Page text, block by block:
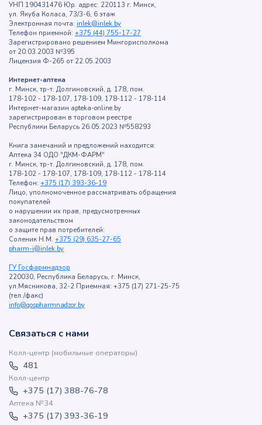
УНП 190431476 Юр. адрес: 220113 г. Минск,
ул. Якуба Коласа, 73/3-6, 6 этаж
Электронная почта: inlek@inlek.by
Телефон приемной: +375 (44) 755-17-27
Зарегистрировано решением Мингорисполкома
от 20.03.2003 №395
Лицензия Ф-265 от 22.05.2003
Интернет-аптека
г. Минск, тр-т. Долгиновский, д. 178, пом.
178-102 - 178-107, 178-109, 178-112 - 178-114
Интернет-магазин apteka-online.by
зарегистрирован в торговом реестре
Республики Беларусь 26.05.2023 №558293
Книга замечаний и предложений находится:
Аптека 34 ОДО "ДКМ-ФАРМ"
г. Минск, тр-т. Долгиновский, д. 178, пом.
178-102 - 178-107, 178-109, 178-112 - 178-114
Телефон: +375 (17) 393-36-19
Лицо, уполномоченное рассматривать обращения
покупателей
о нарушении их прав, предусмотренных
законодательством
о защите прав потребителей:
Соленик Н.М. +375 (29) 635-27-65
pharm-i@inlek.by
ГУ Госфармнадзор
220030, Республика Беларусь, г. Минск,
ул.Мясникова, 32-2 Приемная: +375 (17) 271-25-75
(тел./факс)
info@gospharmnadzor.by
Связаться с нами
Колл-центр (мобильные операторы)
481
Колл-центр
+375 (17) 388-76-78
Аптека №34
+375 (17) 393-36-19